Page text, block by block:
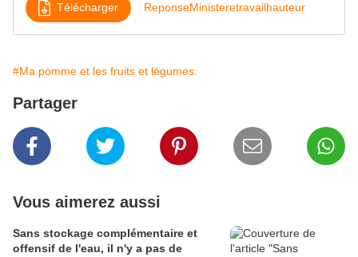
Télécharger ReponseMinisteretravailhauteur
#Ma pomme et les fruits et légumes.
Partager
Vous aimerez aussi
Sans stockage complémentaire et
offensif de l'eau, il n'y a pas de